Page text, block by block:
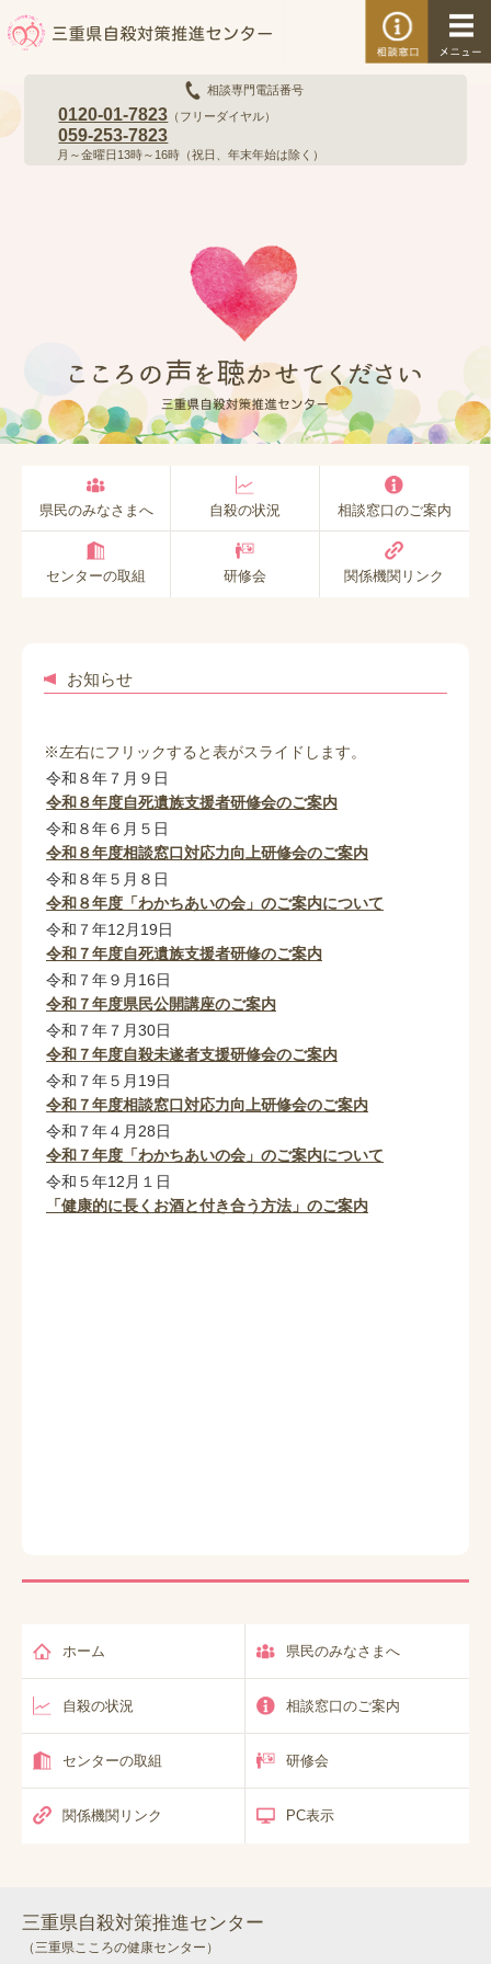
相談専門電話番号
0120-01-7823 （フリーダイヤル）
059-253-7823
月～金曜日13時～16時（祝日、年末年始は除く）
県民のみなさまへ 自殺の状況 相談窓口のご案内
センターの取組 研修会 関係機関リンク
お知らせ
※左右にフリックすると表がスライドします。
令和８年７月９日
令和８年度自死遺族支援者研修会のご案内
令和８年６月５日
令和８年度相談窓口対応力向上研修会のご案内
令和８年５月８日
令和８年度「わかちあいの会」のご案内について
令和７年12月19日
令和７年度自死遺族支援者研修のご案内
令和７年９月16日
令和７年度県民公開講座のご案内
令和７年７月30日
令和７年度自殺未遂者支援研修会のご案内
令和７年５月19日
令和７年度相談窓口対応力向上研修会のご案内
令和７年４月28日
令和７年度「わかちあいの会」のご案内について
令和５年12月１日
「健康的に長くお酒と付き合う方法」のご案内
ホーム 県民のみなさまへ
自殺の状況 相談窓口のご案内
センターの取組 研修会
関係機関リンク PC表示
三重県自殺対策推進センター
（三重県こころの健康センター）